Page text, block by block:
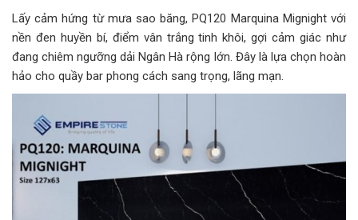
Lấy cảm hứng từ mưa sao băng, PQ120 Marquina Mignight với
nền đen huyền bí, điểm vân trắng tinh khôi, gợi cảm giác như
đang chiêm ngưỡng dải Ngân Hà rộng lớn. Đây là lựa chọn hoàn
hảo cho quầy bar phong cách sang trọng, lãng mạn.